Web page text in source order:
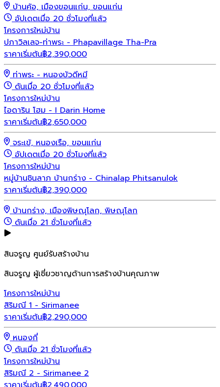
บ้านค้อ, เมืองขอนแก่น, ขอนแก่น
อัปเดตเมื่อ 20 ชั่วโมงที่แล้ว
โครงการใหม่บ้าน
ปภาวิลเลจ-ท่าพระ - Phapavillage Tha-Pra
ราคาเริ่มต้น฿2,390,000
ท่าพระ - หนองบัวดีหมี
ดันเมื่อ 20 ชั่วโมงที่แล้ว
โครงการใหม่บ้าน
ไอดาริน โฮม - I Darin Home
ราคาเริ่มต้น฿2,650,000
จระเข้, หนองเรือ, ขอนแก่น
อัปเดตเมื่อ 20 ชั่วโมงที่แล้ว
โครงการใหม่บ้าน
หมู่บ้านชินลาภ บ้านกร่าง - Chinalap Phitsanulok
ราคาเริ่มต้น฿2,390,000
บ้านกร่าง, เมืองพิษณุโลก, พิษณุโลก
ดันเมื่อ 21 ชั่วโมงที่แล้ว
สินจรูญ ศูนย์รับสร้างบ้าน
สินจรูญ ผู้เชี่ยวชาญด้านการสร้างบ้านคุณภาพ
โครงการใหม่บ้าน
สิริมณี 1 - Sirimanee
ราคาเริ่มต้น฿2,290,000
หนองกี่
ดันเมื่อ 21 ชั่วโมงที่แล้ว
โครงการใหม่บ้าน
สิริมณี 2 - Sirimanee 2